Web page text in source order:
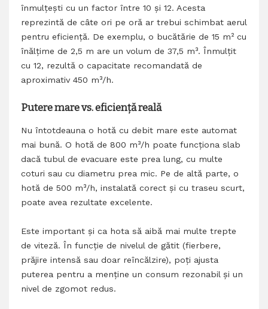
înmulțești cu un factor între 10 și 12. Acesta
reprezintă de câte ori pe oră ar trebui schimbat aerul
pentru eficiență. De exemplu, o bucătărie de 15 m² cu
înălțime de 2,5 m are un volum de 37,5 m³. Înmulțit
cu 12, rezultă o capacitate recomandată de
aproximativ 450 m³/h.
Putere mare vs. eficiență reală
Nu întotdeauna o hotă cu debit mare este automat
mai bună. O hotă de 800 m³/h poate funcționa slab
dacă tubul de evacuare este prea lung, cu multe
coturi sau cu diametru prea mic. Pe de altă parte, o
hotă de 500 m³/h, instalată corect și cu traseu scurt,
poate avea rezultate excelente.
Este important și ca hota să aibă mai multe trepte
de viteză. În funcție de nivelul de gătit (fierbere,
prăjire intensă sau doar reîncălzire), poți ajusta
puterea pentru a menține un consum rezonabil și un
nivel de zgomot redus.